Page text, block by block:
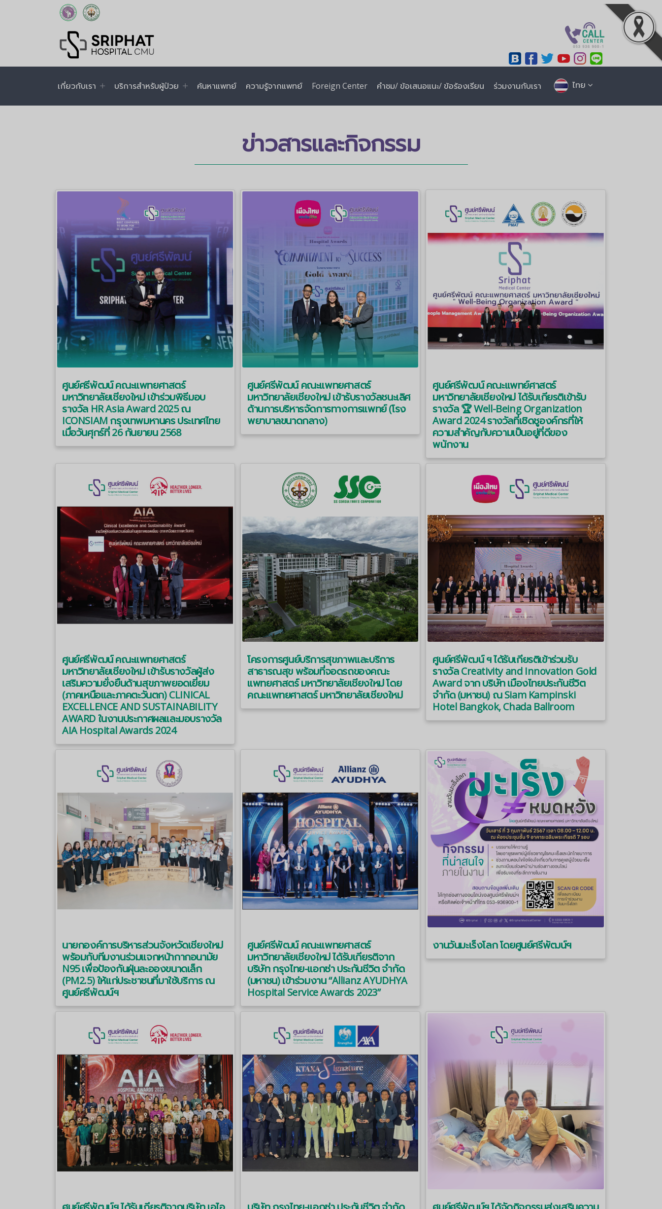
เกี่ยวกับเรา บริการสำหรับผู้ป่วย ค้นหาแพทย์ ความรู้จากแพทย์ Foreign Center คำชม/ ข้อเสนอแนะ/ ข้อร้องเรียน ร่วมงานกับเรา ไทย
ข่าวสารและกิจกรรม
ศูนย์ศรีพัฒน์ คณะแพทยศาสตร์
มหาวิทยาลัยเชียงใหม่ เข้าร่วมพิธีมอบ
รางวัล HR Asia Award 2025 ณ
ICONSIAM กรุงเทพมหานคร ประเทศไทย
เมื่อวันศุกร์ที่ 26 กันยายน 2568
ศูนย์ศรีพัฒน์ คณะแพทยศาสตร์
มหาวิทยาลัยเชียงใหม่ เข้ารับรางวัลชนะเลิศ
ด้านการบริหารจัดการทางการแพทย์ (โรง
พยาบาลขนาดกลาง)
ศูนย์ศรีพัฒน์ คณะแพทย์ศาสตร์
มหาวิทยาลัยเชียงใหม่ ได้รับเกียรติเข้ารับ
รางวัล 🏆 Well-Being Organization
Award 2024 รางวัลที่เชิดชูองค์กรที่ให้
ความสำคัญกับความเป็นอยู่ที่ดีของ
พนักงาน
ศูนย์ศรีพัฒน์ คณะแพทยศาสตร์
มหาวิทยาลัยเชียงใหม่ เข้ารับรางวัลผู้ส่ง
เสริมความยั่งยืนด้านสุขภาพยอดเยี่ยม
(ภาคเหนือและภาคตะวันตก) CLINICAL
EXCELLENCE AND SUSTAINABILITY
AWARD ในงานประกาศผลและมอบรางวัล
AIA Hospital Awards 2024
โครงการศูนย์บริการสุขภาพและบริการ
สาธารณสุข พร้อมที่จอดรถของคณะ
แพทยศาสตร์ มหาวิทยาลัยเชียงใหม่ โดย
คณะแพทยศาสตร์ มหาวิทยาลัยเชียงใหม่
ศูนย์ศรีพัฒน์ ฯ ได้รับเกียรติเข้าร่วมรับ
รางวัล Creativity and Innovation Gold
Award จาก บริษัท เมืองไทยประกันชีวิต
จำกัด (มหาชน) ณ Siam Kampinski
Hotel Bangkok, Chada Ballroom
นายกองค์การบริหารส่วนจังหวัดเชียงใหม่
พร้อมกับทีมงานร่วมแจกหน้ากากอนามัย
N95 เพื่อป้องกันฝุ่นละอองขนาดเล็ก
(PM2.5) ให้แก่ประชาชนที่มาใช้บริการ ณ
ศูนย์ศรีพัฒน์ฯ
ศูนย์ศรีพัฒน์ คณะแพทยศาสตร์
มหาวิทยาลัยเชียงใหม่ ได้รับเกียรติจาก
บริษัท กรุงไทย-แอกซ่า ประกันชีวิต จำกัด
(มหาชน) เข้าร่วมงาน “Allianz AYUDHYA
Hospital Service Awards 2023”
งานวันมะเร็งโลก โดยศูนย์ศรีพัฒน์ฯ